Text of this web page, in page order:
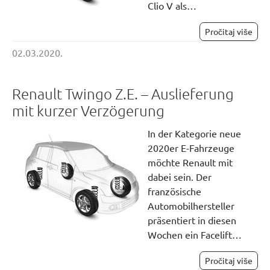
Clio V als…
Pročitaj više
02.03.2020.
Renault Twingo Z.E. – Auslieferung
mit kurzer Verzögerung
In der Kategorie neue
2020er E-Fahrzeuge
möchte Renault mit
dabei sein. Der
französische
Automobilhersteller
präsentiert in diesen
Wochen ein Facelift…
Pročitaj više